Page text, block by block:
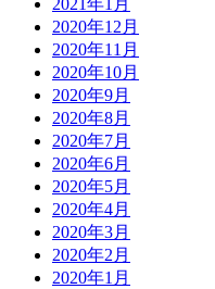
2020年12月
2020年11月
2020年10月
2020年9月
2020年8月
2020年7月
2020年6月
2020年5月
2020年4月
2020年3月
2020年2月
2020年1月